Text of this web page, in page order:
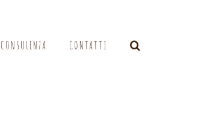
CONSULENZA CONTATTI